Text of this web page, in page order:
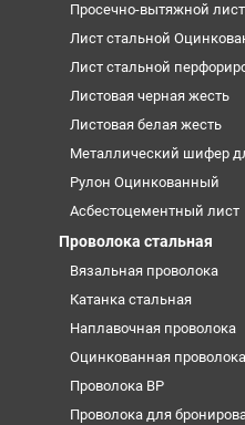
Просечно-вытяжной
Лист стальной
Лист стальной
Листовая черная жесть
Листовая белая жесть
Металлический шифер
Рулон Оцинкованный
Асбестоцементный лист
Проволока стальная
Вязальная проволока
Катанка стальная
Наплавочная проволока
Оцинкованная проволока
Проволока ВР
Проволока для